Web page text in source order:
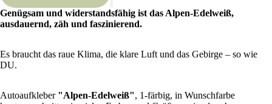
Genügsam und widerstandsfähig ist das Alpen-Edelweiß,
ausdauernd, zäh und faszinierend.
Es braucht das raue Klima, die klare Luft und das Gebirge – so wie
DU.
Autoaufkleber "Alpen-Edelweiß", 1-färbig, in Wunschfarbe